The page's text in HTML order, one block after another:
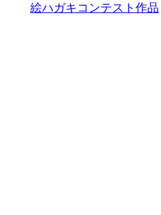
絵ハガキコンテスト作品